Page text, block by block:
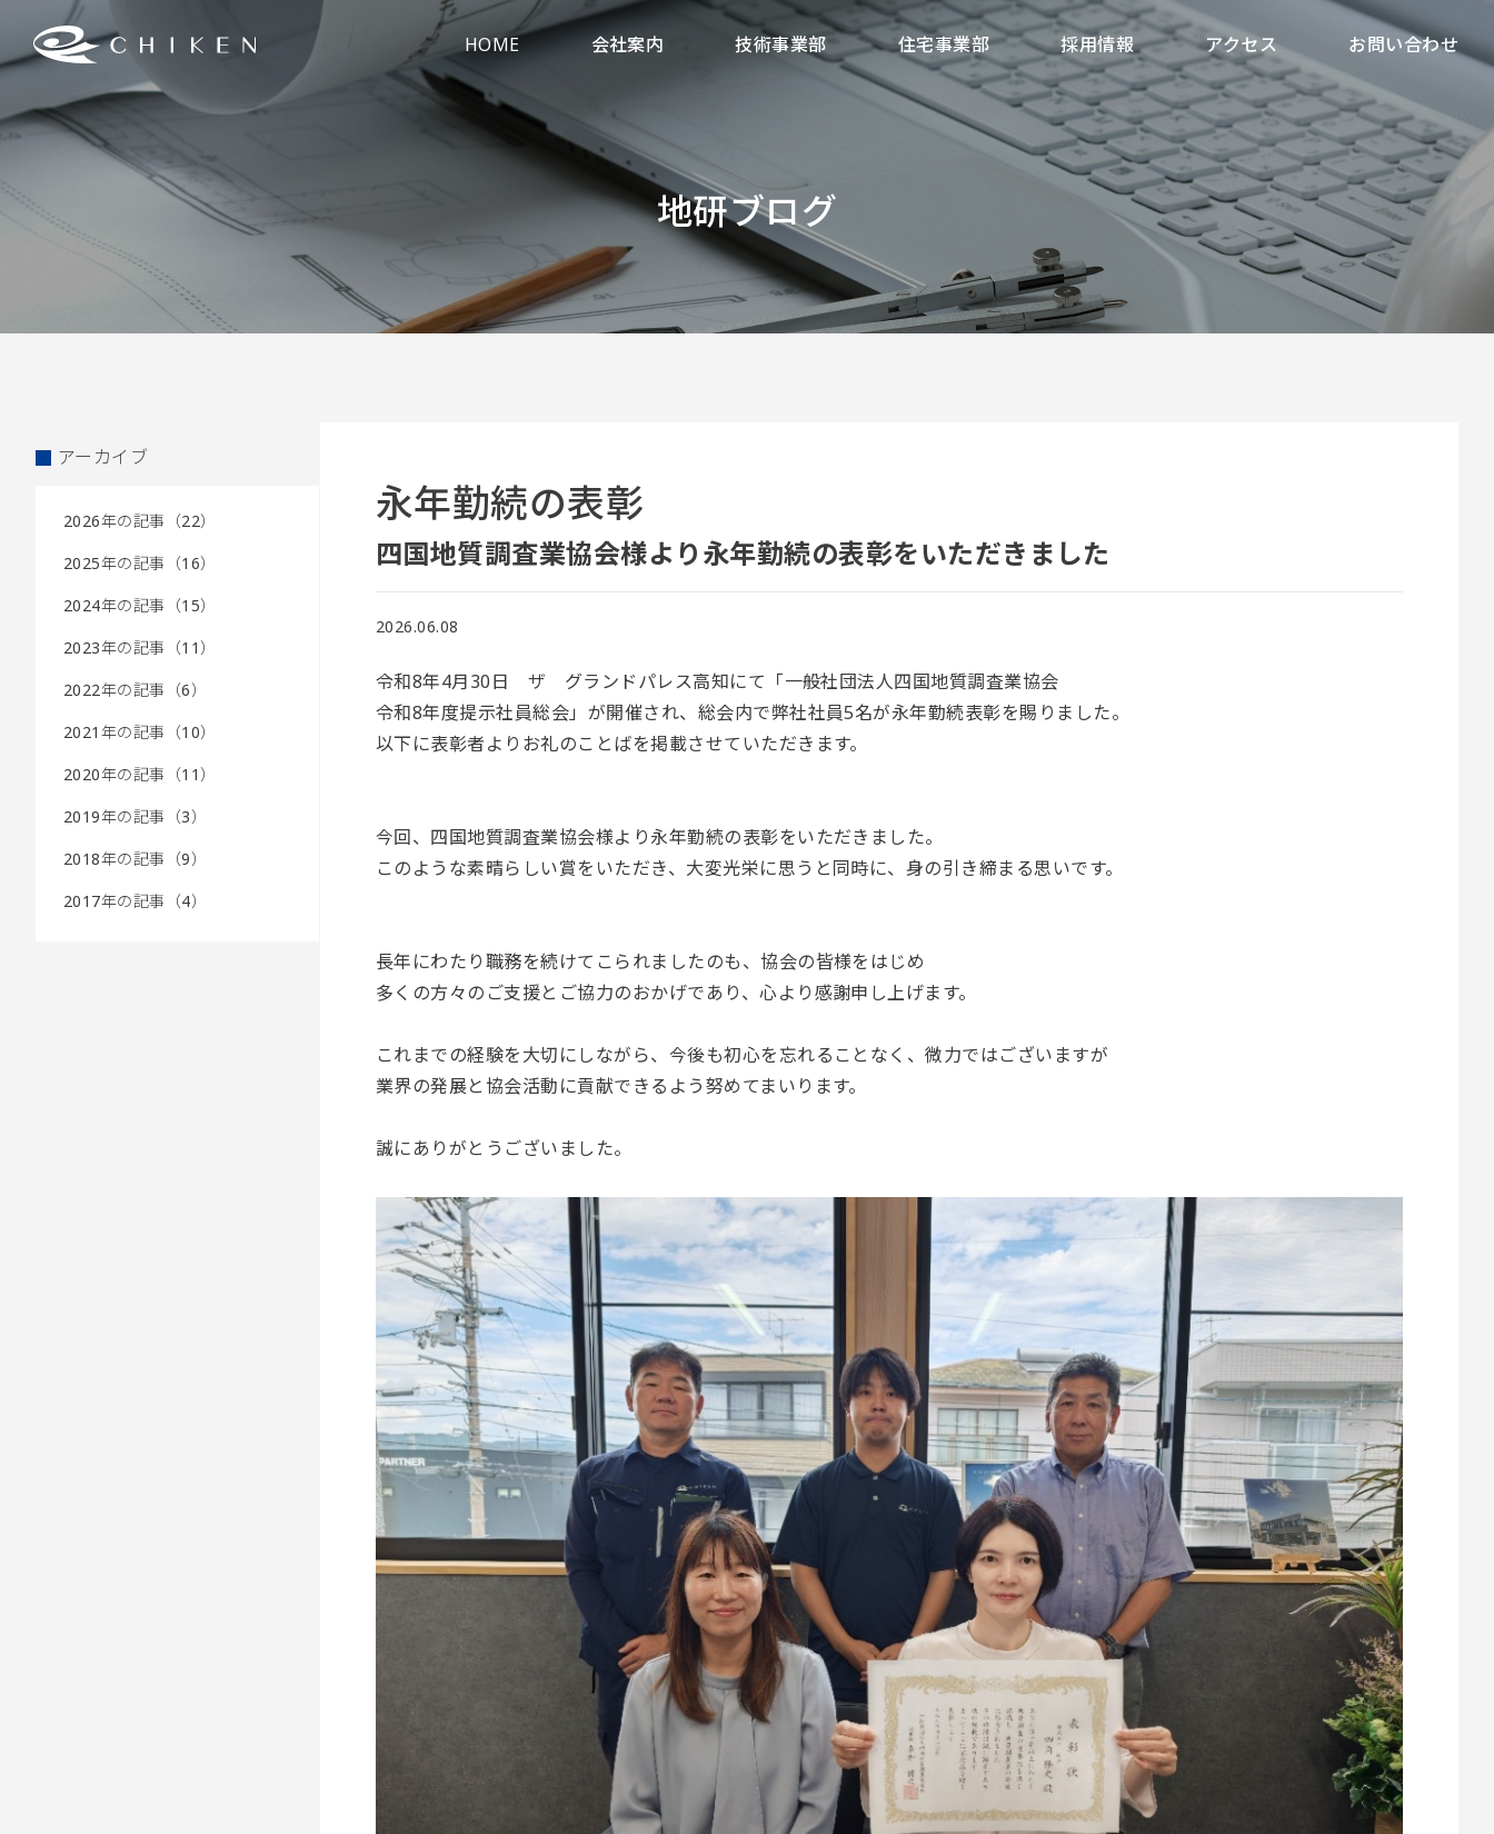
HOME 会社案内 技術事業部 住宅事業部 採用情報 アクセス お問い合わせ
地研ブログ
アーカイブ
2026年の記事（22）
2025年の記事（16）
2024年の記事（15）
2023年の記事（11）
2022年の記事（6）
2021年の記事（10）
2020年の記事（11）
2019年の記事（3）
2018年の記事（9）
2017年の記事（4）
永年勤続の表彰
四国地質調査業協会様より永年勤続の表彰をいただきました
2026.06.08
令和8年4月30日 ザ グランドパレス高知にて「一般社団法人四国地質調査業協会
令和8年度提示社員総会」が開催され、総会内で弊社社員5名が永年勤続表彰を賜りました。
以下に表彰者よりお礼のことばを掲載させていただきます。
今回、四国地質調査業協会様より永年勤続の表彰をいただきました。
このような素晴らしい賞をいただき、大変光栄に思うと同時に、身の引き締まる思いです。
長年にわたり職務を続けてこられましたのも、協会の皆様をはじめ
多くの方々のご支援とご協力のおかげであり、心より感謝申し上げます。
これまでの経験を大切にしながら、今後も初心を忘れることなく、微力ではございますが
業界の発展と協会活動に貢献できるよう努めてまいります。
誠にありがとうございました。